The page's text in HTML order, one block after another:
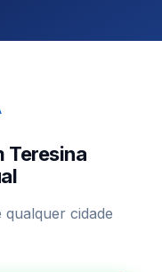
Teresina
cidade